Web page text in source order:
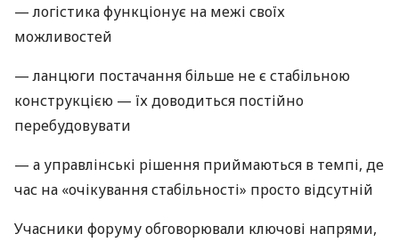
— логістика функціонує на межі своїх
можливостей
— ланцюги постачання більше не є стабільною
конструкцією — їх доводиться постійно
перебудовувати
— а управлінські рішення приймаються в темпі, де
час на «очікування стабільності» просто відсутній
Учасники форуму обговорювали ключові напрями,